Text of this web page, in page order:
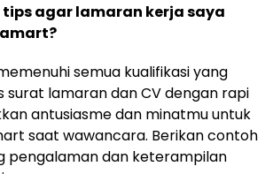
tips agar lamaran kerja saya
semua kualifikasi yang
surat lamaran dan CV dengan rapi
antusiasme dan minatmu untuk
saat wawancara. Berikan contoh
pengalaman dan keterampilan